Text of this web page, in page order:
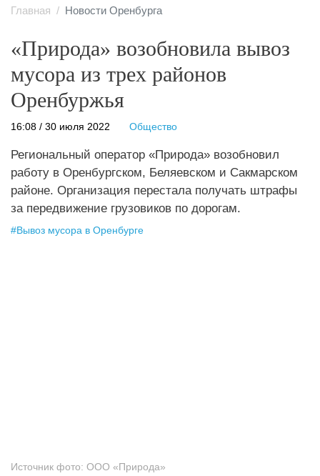
Главная Новости Оренбурга
«Природа» возобновила вывоз
мусора из трех районов
Оренбуржья
16:08 / 30 июля 2022 Общество
Региональный оператор «Природа» возобновил
работу в Оренбургском, Беляевском и Сакмарском
районе. Организация перестала получать штрафы
за передвижение грузовиков по дорогам.
#Вывоз мусора в Оренбурге
Источник фото: ООО «Природа»